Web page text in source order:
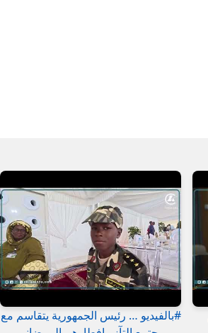
#بالفيديو … رئيس الجمهورية يتقاسم مع